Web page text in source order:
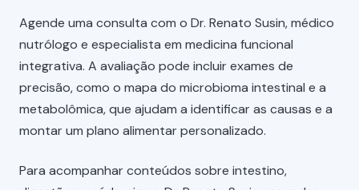
Agende uma consulta com o Dr. Renato Susin, médico
nutrólogo e especialista em medicina funcional
integrativa. A avaliação pode incluir exames de
precisão, como o mapa do microbioma intestinal e a
metabolômica, que ajudam a identificar as causas e a
montar um plano alimentar personalizado.
Para acompanhar conteúdos sobre intestino,